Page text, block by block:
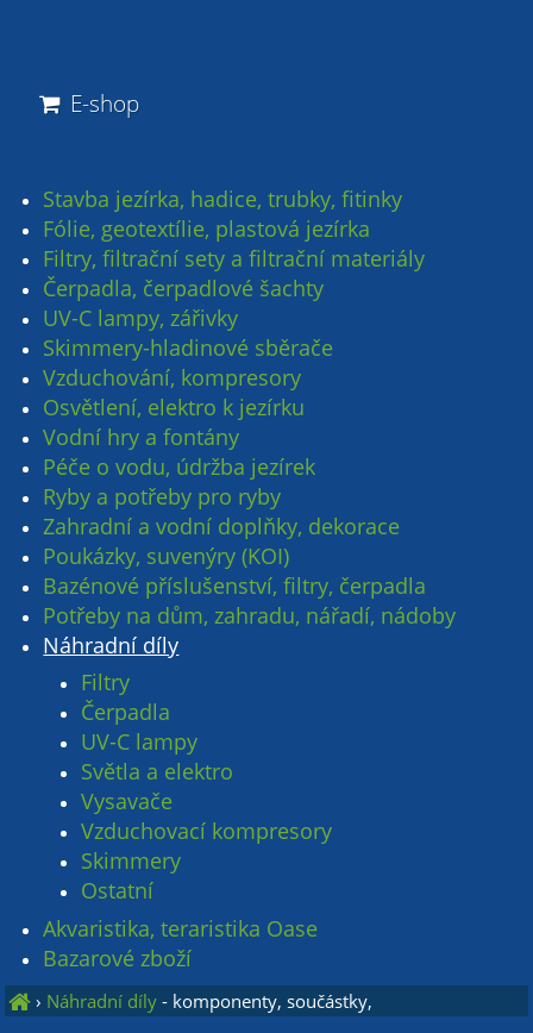
E-shop
Stavba jezírka, hadice, trubky, fitinky
Fólie, geotextílie, plastová jezírka
Filtry, filtrační sety a filtrační materiály
Čerpadla, čerpadlové šachty
UV-C lampy, zářivky
Skimmery-hladinové sběrače
Vzduchování, kompresory
Osvětlení, elektro k jezírku
Vodní hry a fontány
Péče o vodu, údržba jezírek
Ryby a potřeby pro ryby
Zahradní a vodní doplňky, dekorace
Poukázky, suvenýry (KOI)
Bazénové příslušenství, filtry, čerpadla
Potřeby na dům, zahradu, nářadí, nádoby
Náhradní díly
Filtry
Čerpadla
UV-C lampy
Světla a elektro
Vysavače
Vzduchovací kompresory
Skimmery
Ostatní
Akvaristika, teraristika Oase
Bazarové zboží
› Náhradní díly - komponenty, součástky,